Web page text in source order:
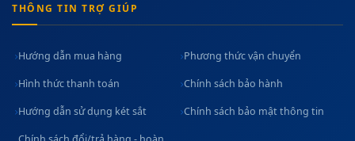
THÔNG TIN TRỢ GIÚP
Hướng dẫn mua hàng Phương thức vận chuyển
Hình thức thanh toán Chính sách bảo hành
Hướng dẫn sử dụng két sắt Chính sách bảo mật thông tin